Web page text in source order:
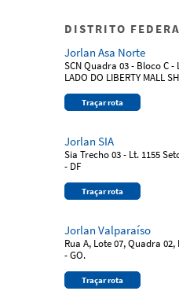
DISTRITO
Jorlan Asa Norte
SCN Quadra 03 - Bloco C -
LADO DO LIBERTY MALL
Traçar rota
Jorlan SIA
Sia Trecho 03 - Lt. 1155
- DF
Traçar rota
Jorlan Valparaíso
Rua A, Lote 07, Quadra
- GO.
Traçar rota